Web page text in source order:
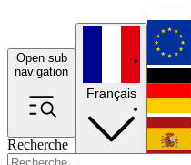
Open sub
navigation
Recherche
Français